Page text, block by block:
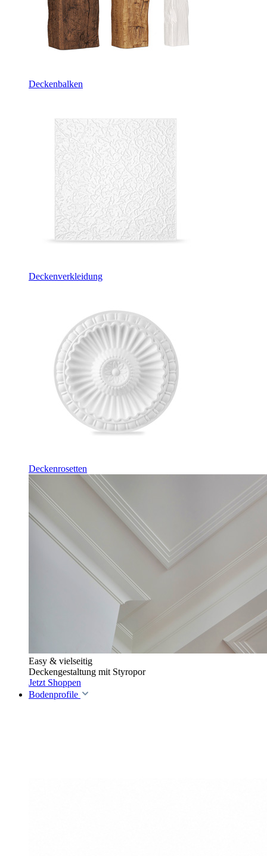
Deckenbalken
Deckenverkleidung
Deckenrosetten
Easy & vielseitig
Deckengestaltung mit Styropor
Jetzt Shoppen
Bodenprofile